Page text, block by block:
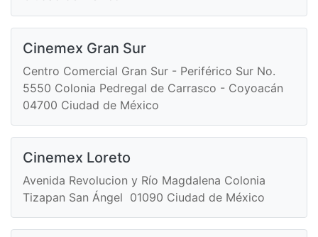
Cinemex Gran Sur
Centro Comercial Gran Sur - Periférico Sur No.
5550 Colonia Pedregal de Carrasco - Coyoacán
04700 Ciudad de México
Cinemex Loreto
Avenida Revolucion y Río Magdalena Colonia
Tizapan San Ángel 01090 Ciudad de México